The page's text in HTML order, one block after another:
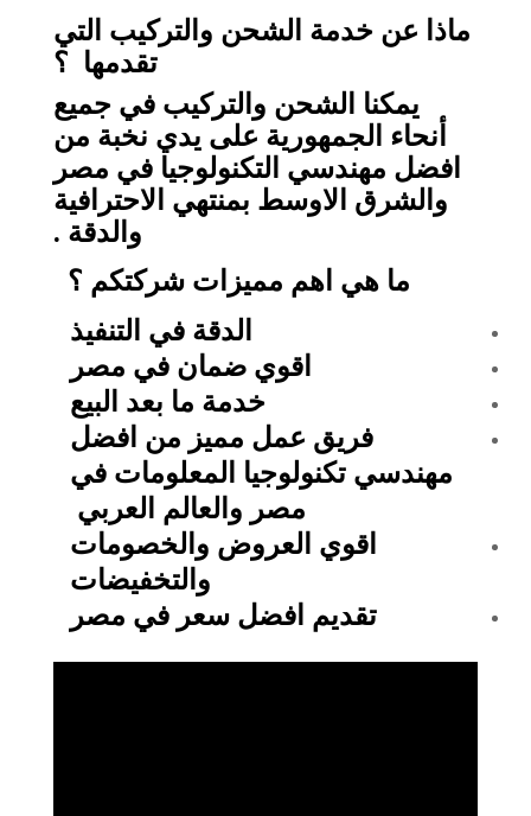
ماذا عن خدمة الشحن والتركيب التي
تقدمها ؟
يمكنا الشحن والتركيب في جميع
أنحاء الجمهورية على يدي نخبة من
افضل مهندسي التكنولوجيا في مصر
والشرق الاوسط بمنتهي الاحترافية
والدقة .
ما هي اهم مميزات شركتكم ؟
الدقة في التنفيذ
اقوي ضمان في مصر
خدمة ما بعد البيع
فريق عمل مميز من افضل
مهندسي تكنولوجيا المعلومات في
مصر والعالم العربي
اقوي العروض والخصومات
والتخفيضات
تقديم افضل سعر في مصر